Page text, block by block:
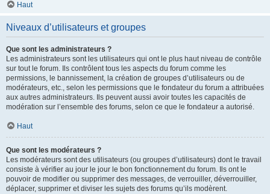
Haut
Niveaux d’utilisateurs et groupes
Que sont les administrateurs ?
Les administrateurs sont les utilisateurs qui ont le plus haut niveau de contrôle
sur tout le forum. Ils contrôlent tous les aspects du forum comme les
permissions, le bannissement, la création de groupes d’utilisateurs ou de
modérateurs, etc., selon les permissions que le fondateur du forum a attribuées
aux autres administrateurs. Ils peuvent aussi avoir toutes les capacités de
modération sur l’ensemble des forums, selon ce que le fondateur a autorisé.
Haut
Que sont les modérateurs ?
Les modérateurs sont des utilisateurs (ou groupes d’utilisateurs) dont le travail
consiste à vérifier au jour le jour le bon fonctionnement du forum. Ils ont le
pouvoir de modifier ou supprimer des messages, de verrouiller, déverrouiller,
déplacer, supprimer et diviser les sujets des forums qu’ils modèrent.